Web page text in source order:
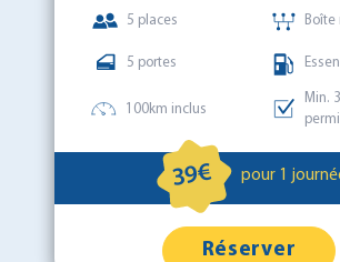
5 places
5 portes
100km inclus
Min.
39€ pour 1
Réserver